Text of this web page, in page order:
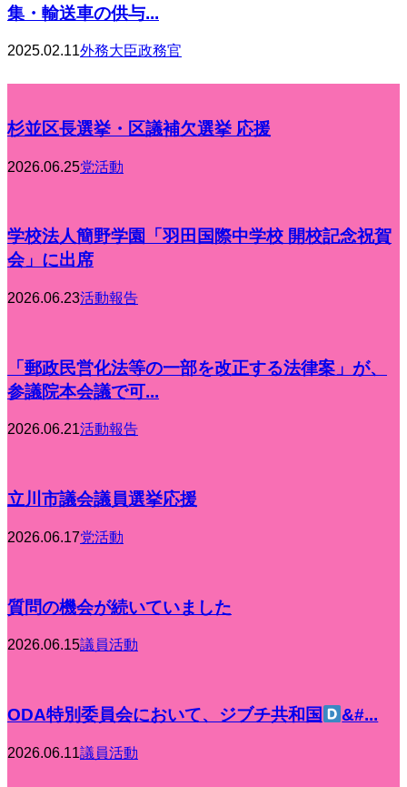
集・輸送車の供与...
2025.02.11外務大臣政務官
杉並区長選挙・区議補欠選挙 応援
2026.06.25党活動
学校法人簡野学園「羽田国際中学校 開校記念祝賀
会」に出席
2026.06.23活動報告
「郵政民営化法等の一部を改正する法律案」が、
参議院本会議で可...
2026.06.21活動報告
立川市議会議員選挙応援
2026.06.17党活動
質問の機会が続いていました
2026.06.15議員活動
ODA特別委員会において、ジブチ共和国 &#...
2026.06.11議員活動